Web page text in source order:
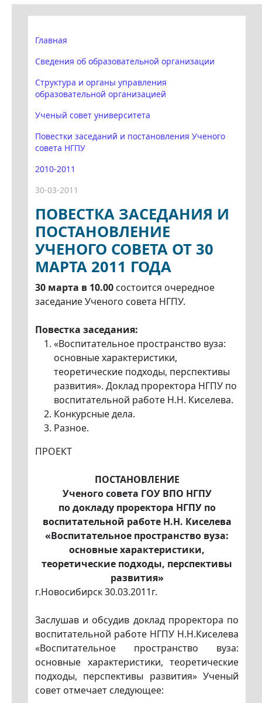
Главная
Сведения об образовательной организации
Структура и органы управления
образовательной организацией
Ученый совет университета
Повестки заседаний и постановления Ученого
совета НГПУ
2010-2011
30-03-2011
ПОВЕСТКА ЗАСЕДАНИЯ И
ПОСТАНОВЛЕНИЕ
УЧЕНОГО СОВЕТА ОТ 30
МАРТА 2011 ГОДА
30 марта в 10.00 состоится очередное
заседание Ученого совета НГПУ.
Повестка заседания:
«Воспитательное пространство вуза:
основные характеристики,
теоретические подходы, перспективы
развития». Доклад проректора НГПУ по
воспитательной работе Н.Н. Киселева.
Конкурсные дела.
Разное.
ПРОЕКТ
ПОСТАНОВЛЕНИЕ
Ученого совета ГОУ ВПО НГПУ
по докладу проректора НГПУ по
воспитательной работе Н.Н. Киселева
«Воспитательное пространство вуза:
основные характеристики,
теоретические подходы, перспективы
развития»
г.Новосибирск 30.03.2011г.
Заслушав и обсудив доклад проректора по
воспитательной работе НГПУ Н.Н.Киселева
«Воспитательное пространство вуза:
основные характеристики, теоретические
подходы, перспективы развития» Ученый
совет отмечает следующее: